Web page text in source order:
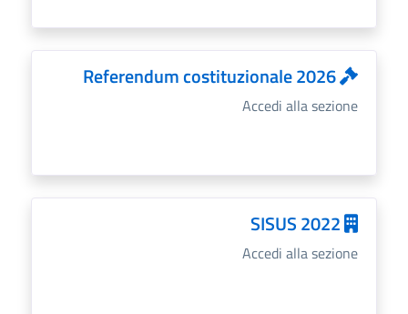
Referendum costituzionale 2026
Accedi alla sezione
SISUS 2022
Accedi alla sezione